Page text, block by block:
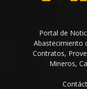
Portal de
Abastecimiento
Contratos,
Mineros,